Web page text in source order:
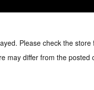
Please check the
may differ from the posted